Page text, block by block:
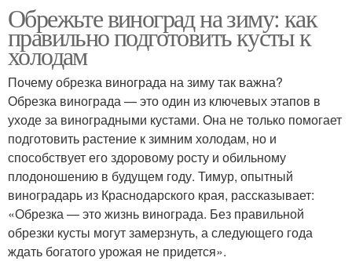
Обрежьте виноград на зиму: как
правильно подготовить кусты к
холодам
Почему обрезка винограда на зиму так важна?
Обрезка винограда — это один из ключевых этапов в
уходе за виноградными кустами. Она не только помогает
подготовить растение к зимним холодам, но и
способствует его здоровому росту и обильному
плодоношению в будущем году. Тимур, опытный
виноградарь из Краснодарского края, рассказывает:
«Обрезка — это жизнь винограда. Без правильной
обрезки кусты могут замерзнуть, а следующего года
ждать богатого урожая не придется».